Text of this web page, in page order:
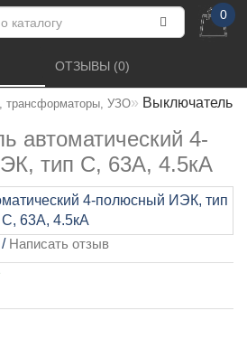
0
трансформаторы, УЗО Выключатель
автоматический 4-
тип C, 63А, 4.5кА
ОТЗЫВЫ (0)
/ Написать отзыв